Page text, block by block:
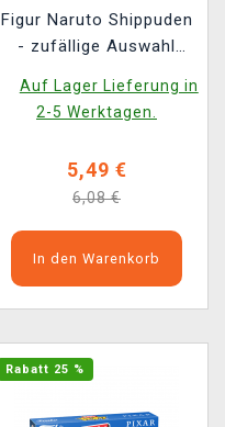
Figur Naruto Shippuden
- zufällige Auswahl
Auf Lager Lieferung in
2-5 Werktagen.
5,49 €
6,08 €
In den Warenkorb
Rabatt 25 %